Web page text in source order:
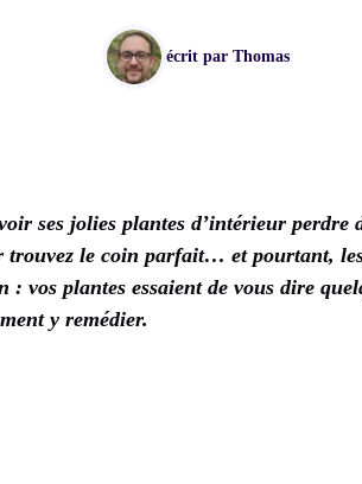
écrit par Thomas
ses jolies plantes d’intérieur perdre
le coin parfait… et pourtant,
: vos plantes essaient de vous dire
y remédier.